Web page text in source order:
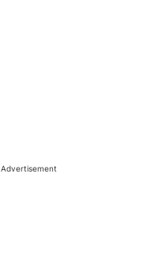
Advertisement